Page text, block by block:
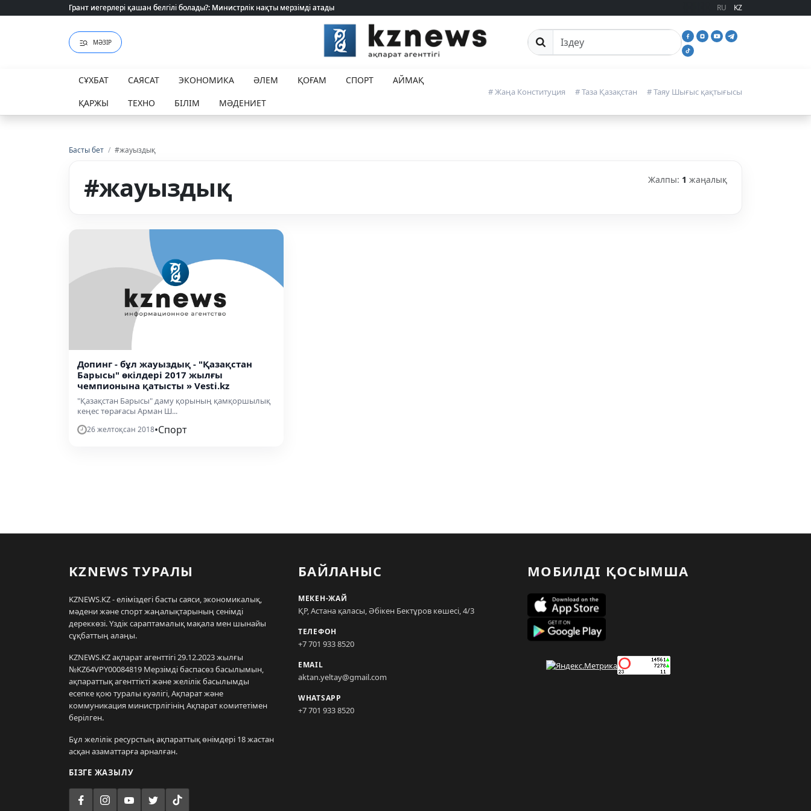
Грант иегерлері қашан белгілі болады?: Министрлік нақты мерзімді атады
Грант иегерлері қашан белгілі болады?: Министрлік нақты мерзімді атады RU KZ
МӘЗІР Сайттан іздеу
СҰХБАТ САЯСАТ ЭКОНОМИКА ӘЛЕМ ҚОҒАМ СПОРТ
АЙМАҚ
ҚАРЖЫ
ТЕХНО БІЛІМ МӘДЕНИЕТ
# Жаңа Конституция # Таза Қазақстан # Таяу Шығыс қақтығысы
Басты бет / #жауыздық
#жауыздық Жалпы: 1 жаңалық
Допинг - бұл жауыздық - "Қазақстан
Барысы" өкілдері 2017 жылғы
чемпионына қатысты » Vesti.kz
"Қазақстан Барысы" даму қорының қамқоршылық
кеңес төрағасы Арман Ш...
26 желтоқсан 2018•Спорт
KZNEWS ТУРАЛЫ
KZNEWS.KZ - еліміздегі басты саяси, экономикалық,
мәдени және спорт жаңалықтарының сенімді
дереккөзі. Үздік сараптамалық мақала мен шынайы
сұқбаттың алаңы.
KZNEWS.KZ ақпарат агенттігі 29.12.2023 жылғы
№KZ64VPY00084819 Мерзімді баспасөз басылымын,
ақпараттық агенттікті және желілік басылымды
есепке қою туралы куәлігі, Ақпарат және
коммуникация министрлігінің Ақпарат комитетімен
берілген.
Бұл желілік ресурстың ақпараттық өнімдері 18 жастан
асқан азаматтарға арналған.
БІЗГЕ ЖАЗЫЛУ
БАЙЛАНЫС
МЕКЕН-ЖАЙ
ҚР, Астана қаласы, Әбікен Бектұров көшесі, 4/3
ТЕЛЕФОН
+7 701 933 8520
EMAIL
aktan.yeltay@gmail.com
WHATSAPP
+7 701 933 8520
МОБИЛДІ ҚОСЫМША